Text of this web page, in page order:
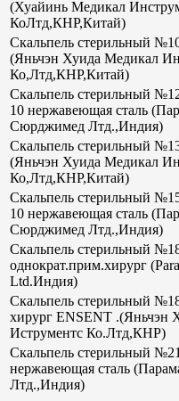
(Хуайинь Медикал
КоЛтд,КНР,Китай)
Скальпель стерильный
(Яньчэн Хуида Медикал
Ко,Лтд,КНР,Китай)
Скальпель стерильный
10 нержавеющая сталь
Сюрджимед Лтд.,Индия)
Скальпель стерильный
(Яньчэн Хуида Медикал
Ко,Лтд,КНР,Китай)
Скальпель стерильный
10 нержавеющая сталь
Сюрджимед Лтд.,Индия)
Скальпель стерильный
однократ.прим.хирург
Ltd.Индия)
Скальпель стерильный
хирург ENSENT .(Яньчэн
Иструментс Ко.Лтд,КНР)
Скальпель стерильный
нержавеющая сталь
Лтд.,Индия)